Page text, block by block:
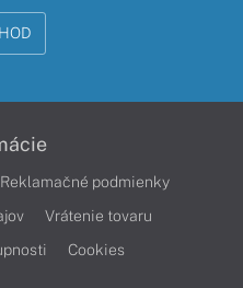
Reklamačné podmienky
Vrátenie tovaru
Cookies